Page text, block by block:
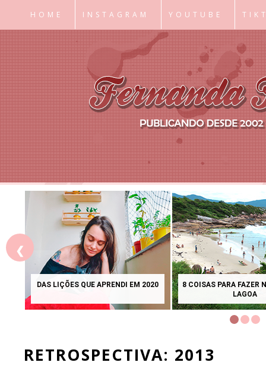
HOME INSTAGRAM YOUTUBE
QUANDO ADOTAMOS O TIMMY E O
LIVRO
CADA
❮
RETROSPECTIVA: 2013